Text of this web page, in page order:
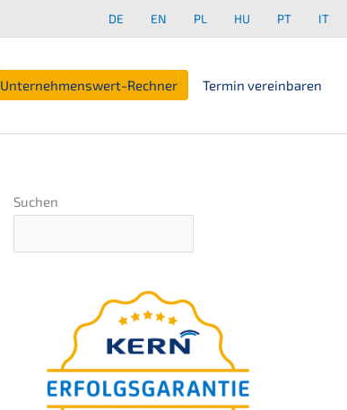
DE EN PL HU PT IT
Unter­neh­mens­wert-Rechner Termin verein­ba­ren
Suchen